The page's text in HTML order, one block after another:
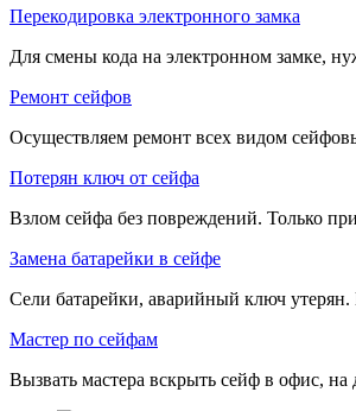
Перекодировка электронного замка
Для смены кода на электронном замке,
Ремонт сейфов
Осуществляем ремонт всех видом
Потерян ключ от сейфа
Взлом сейфа без повреждений. Только
Замена батарейки в сейфе
Сели батарейки, аварийный ключ утерян.
Мастер по сейфам
Вызвать мастера вскрыть сейф в офис, на